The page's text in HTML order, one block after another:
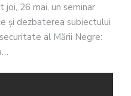
joi, 26 mai, un seminar
și dezbaterea subiectului
al Mării Negre: